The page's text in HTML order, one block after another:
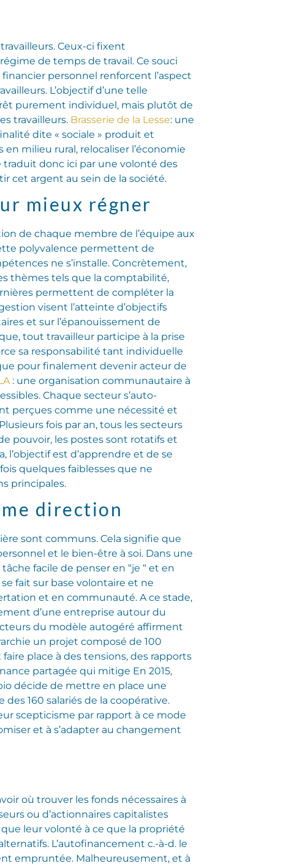
Ceux-ci fixent
de temps de travail. Ce souci
personnel renforcent l’aspect
L’objectif d’une telle
purement individuel, mais plutôt de
travailleurs. Brasserie de la Lesse: une
dite « sociale » produit et
milieu rural, relocaliser l’économie
traduit donc ici par une volonté des
cet argent au sein de la société.
mieux régner
de chaque membre de l’équipe aux
polyvalence permettent de
ne s’installe. Concrètement,
thèmes tels que la comptabilité,
permettent de compléter la
visent l’atteinte d’objectifs
et sur l’épanouissement de
tout travailleur participe à la prise
sa responsabilité tant individuelle
pour finalement devenir acteur de
: une organisation communautaire à
Chaque secteur s’auto-
perçues comme une nécessité et
fois par an, tous les secteurs
pouvoir, les postes sont rotatifs et
l’objectif est d’apprendre et de se
quelques faiblesses que ne
principales.
direction
sont communs. Cela signifie que
et le bien-être à soi. Dans une
facile de penser en “je “ et en
fait sur base volontaire et ne
et en communauté. A ce stade,
d’une entreprise autour du
du modèle autogéré affirment
un projet composé de 100
place à des tensions, des rapports
partagée qui mitige En 2015,
décide de mettre en place une
160 salariés de la coopérative.
scepticisme par rapport à ce mode
et à s’adapter au changement
où trouver les fonds nécessaires à
ou d’actionnaires capitalistes
leur volonté à ce que la propriété
L’autofinancement c.-à-d. le
empruntée. Malheureusement, et à